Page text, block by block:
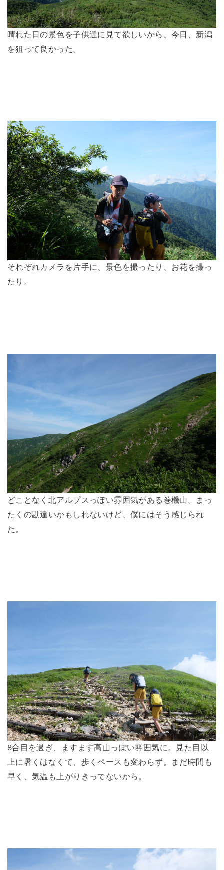
晴れた日の景色を子供達に見て欲しいから、今日、新潟
を狙って良かった。
それぞれカメラを片手に、景色を撮ったり、お花を撮っ
たり。
どことなく北アルプスっぽい雰囲気がある巻機山。まっ
たくの勘違いかもしれないけど、僕にはそう感じられ
た。
8合目を過ぎ、ますます高山っぽい雰囲気に。見た目以
上に暑くはなくて、歩くペースも変わらず。まだ時間も
早く、気温も上がりきってないから。